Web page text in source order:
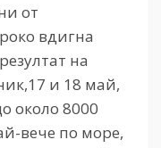
от
вдигна
на
и 18 май,
около 8000
вече по море,